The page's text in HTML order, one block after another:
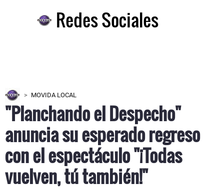
Redes Sociales
MOVIDA LOCAL
"Planchando el Despecho"
anuncia su esperado regreso
con el espectáculo "¡Todas
vuelven, tú también!"